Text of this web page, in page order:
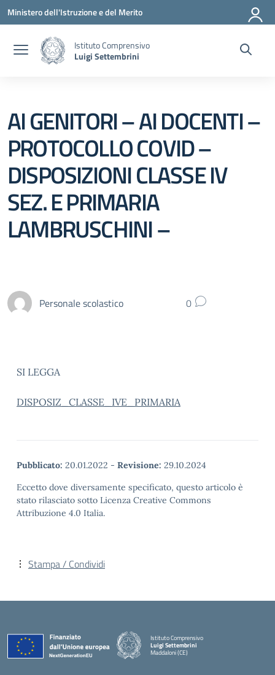
Vai ai contenuti
Vai al menu di navigazione
Vai al footer
Ministero dell'Istruzione e del Merito
Istituto Comprensivo
Luigi Settembrini
AI GENITORI – AI DOCENTI –
PROTOCOLLO COVID –
DISPOSIZIONI CLASSE IV
SEZ. E PRIMARIA
LAMBRUSCHINI –
Personale scolastico 0
SI LEGGA
DISPOSIZ_CLASSE_IVE_PRIMARIA
Pubblicato: 20.01.2022 - Revisione: 29.10.2024
Eccetto dove diversamente specificato, questo articolo è
stato rilasciato sotto Licenza Creative Commons
Attribuzione 4.0 Italia.
Stampa / Condividi
Istituto Comprensivo
Luigi Settembrini
Maddaloni (CE)